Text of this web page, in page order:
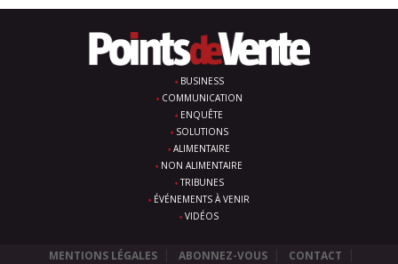
BUSINESS
COMMUNICATION
ENQUÊTE
SOLUTIONS
ALIMENTAIRE
NON ALIMENTAIRE
TRIBUNES
ÉVÉNEMENTS À VENIR
VIDÉOS
MENTIONS LÉGALES ABONNEZ-VOUS CONTACT